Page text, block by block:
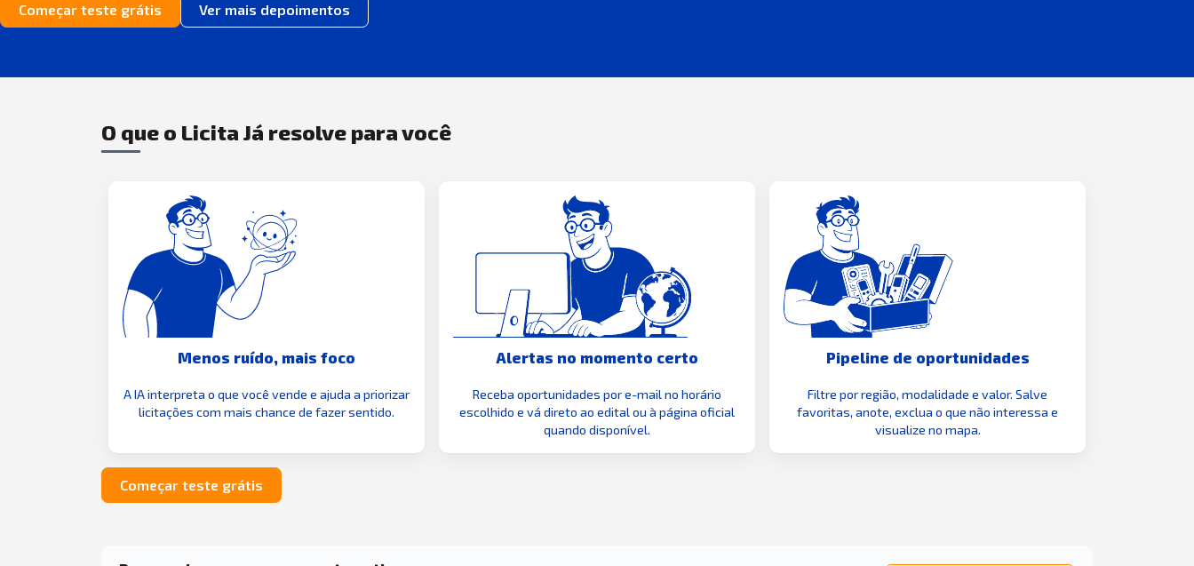
Começar teste grátis Ver mais depoimentos
O que o Licita Já resolve para você
Menos ruído, mais foco
A IA interpreta o que você vende e ajuda a priorizar
licitações com mais chance de fazer sentido.
Alertas no momento certo
Receba oportunidades por e-mail no horário
escolhido e vá direto ao edital ou à página oficial
quando disponível.
Pipeline de oportunidades
Filtre por região, modalidade e valor. Salve
favoritas, anote, exclua o que não interessa e
visualize no mapa.
Começar teste grátis